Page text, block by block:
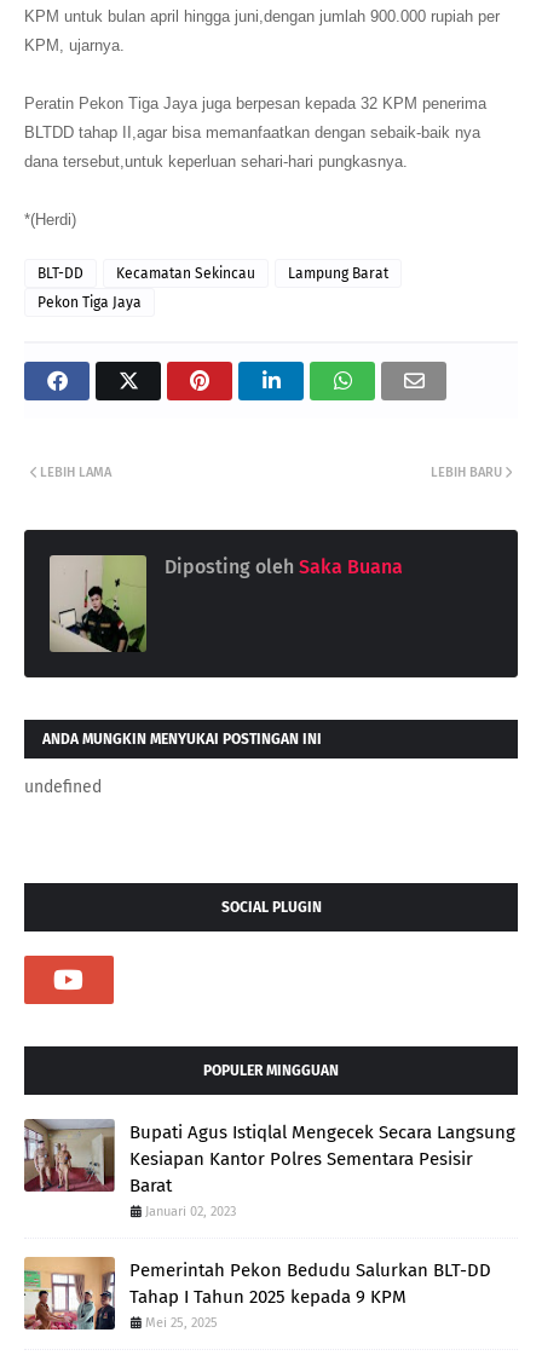
KPM untuk bulan april hingga juni,dengan jumlah 900.000 rupiah per
KPM, ujarnya.
Peratin Pekon Tiga Jaya juga berpesan kepada 32 KPM penerima
BLTDD tahap II,agar bisa memanfaatkan dengan sebaik-baik nya
dana tersebut,untuk keperluan sehari-hari pungkasnya.
*(Herdi)
BLT-DD Kecamatan Sekincau
Lampung Barat
Pekon Tiga Jaya
LEBIH BARU
LEBIH LAMA
Diposting oleh Saka Buana
ANDA MUNGKIN MENYUKAI POSTINGAN INI
undefined
SOCIAL PLUGIN
POPULER MINGGUAN
Bupati Agus Istiqlal Mengecek Secara Langsung
Kesiapan Kantor Polres Sementara Pesisir
Barat
Januari 02, 2023
Pemerintah Pekon Bedudu Salurkan BLT-DD
Tahap I Tahun 2025 kepada 9 KPM
Mei 25, 2025